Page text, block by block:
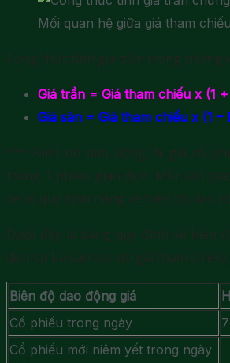
Mối quan hệ giữa giá tham
Công thức tính giá trần trong chứng
Giá trần = Giá tham chiếu x (1
Giá sàn = Giá tham chiếu x (1 –
*** Biên độ dao động: % giá cổ
trong 1 phiên giao dịch. Mỗi sàn
sẽ có quy định riêng về biên độ dao
Dưới đây là bảng quy định về biên
dịch tại ba sàn (so với giá tham chiếu):
Biên độ dao động giá
Cổ phiếu trong ngày
Cổ phiếu mới niêm yết trong ngày